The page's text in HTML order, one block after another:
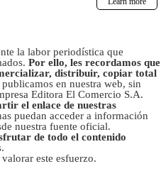
la labor periodística que
Por ello, les recordamos que
distribuir, copiar total
publicamos en nuestra web, sin
Editora El Comercio S.A.
el enlace de nuestras
puedan acceder a información
nuestra fuente oficial.
de todo el contenido
este esfuerzo.